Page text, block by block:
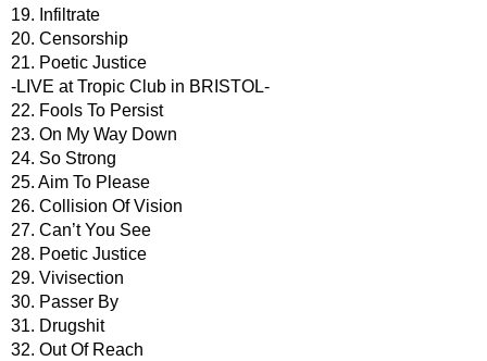
19. Infiltrate
20. Censorship
21. Poetic Justice
-LIVE at Tropic Club in BRISTOL-
22. Fools To Persist
23. On My Way Down
24. So Strong
25. Aim To Please
26. Collision Of Vision
27. Can’t You See
28. Poetic Justice
29. Vivisection
30. Passer By
31. Drugshit
32. Out Of Reach